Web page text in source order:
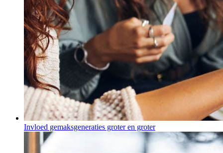
Invloed gemaksgeneraties groter en groter